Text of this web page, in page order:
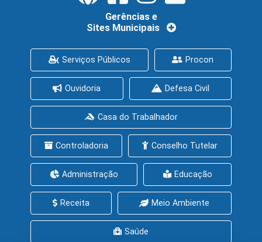
Gerências e
Sites Municipais
Serviços Públicos Procon
Ouvidoria Defesa Civil
Casa do Trabalhador
Controladoria Conselho Tutelar
Administração Educação
Receita Meio Ambiente
Saúde